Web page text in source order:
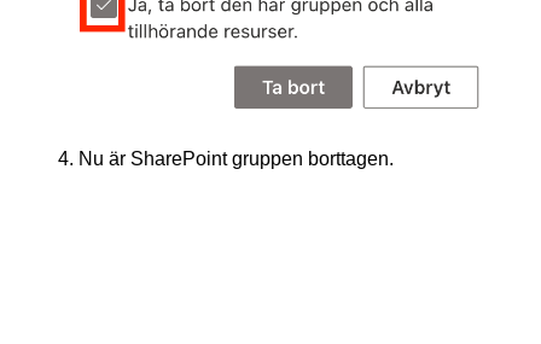
Nu är SharePoint gruppen borttagen.